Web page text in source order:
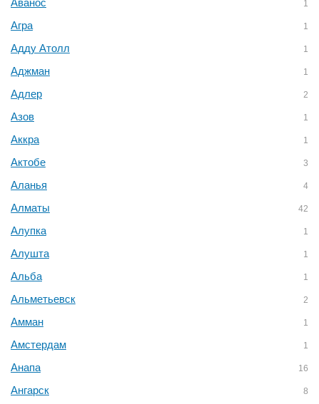
Аванос 1
Агра 1
Адду Атолл 1
Аджман 1
Адлер 2
Азов 1
Аккра 1
Актобе 3
Аланья 4
Алматы 42
Алупка 1
Алушта 1
Альба 1
Альметьевск 2
Амман 1
Амстердам 1
Анапа 16
Ангарск 8